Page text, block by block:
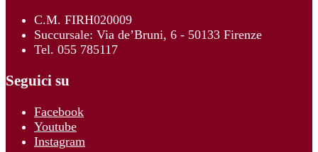
C.M. FIRH020009
Succursale: Via de’Bruni, 6 - 50133 Firenze
Tel. 055 785117
Seguici su
Facebook
Youtube
Instagram